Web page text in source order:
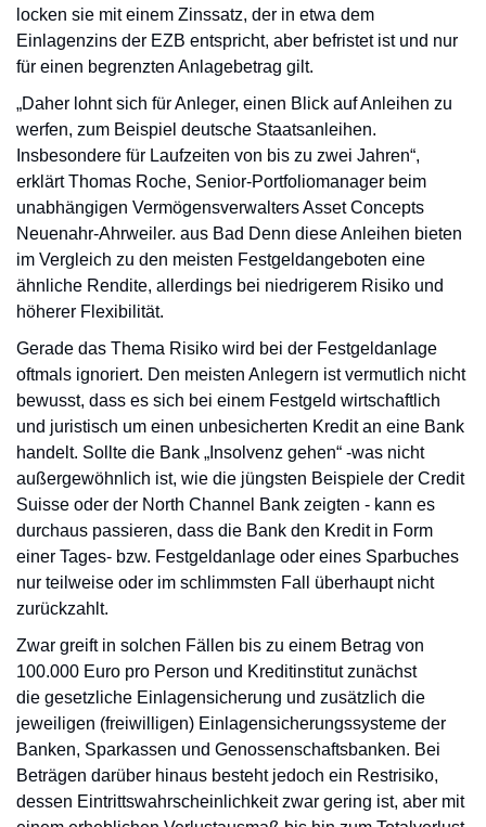
locken sie mit einem Zinssatz, der in etwa dem
Einlagenzins der EZB entspricht, aber befristet ist und nur
für einen begrenzten Anlagebetrag gilt.
„Daher lohnt sich für Anleger, einen Blick auf Anleihen zu
werfen, zum Beispiel deutsche Staatsanleihen.
Insbesondere für Laufzeiten von bis zu zwei Jahren“,
erklärt Thomas Roche, Senior-Portfoliomanager beim
unabhängigen Vermögensverwalters Asset Concepts
Neuenahr-Ahrweiler. aus Bad Denn diese Anleihen bieten
im Vergleich zu den meisten Festgeldangeboten eine
ähnliche Rendite, allerdings bei niedrigerem Risiko und
höherer Flexibilität.
Gerade das Thema Risiko wird bei der Festgeldanlage
oftmals ignoriert. Den meisten Anlegern ist vermutlich nicht
bewusst, dass es sich bei einem Festgeld wirtschaftlich
und juristisch um einen unbesicherten Kredit an eine Bank
handelt. Sollte die Bank „Insolvenz gehen“ -was nicht
außergewöhnlich ist, wie die jüngsten Beispiele der Credit
Suisse oder der North Channel Bank zeigten - kann es
durchaus passieren, dass die Bank den Kredit in Form
einer Tages- bzw. Festgeldanlage oder eines Sparbuches
nur teilweise oder im schlimmsten Fall überhaupt nicht
zurückzahlt.
Zwar greift in solchen Fällen bis zu einem Betrag von
100.000 Euro pro Person und Kreditinstitut zunächst
die gesetzliche Einlagensicherung und zusätzlich die
jeweiligen (freiwilligen) Einlagensicherungssysteme der
Banken, Sparkassen und Genossenschaftsbanken. Bei
Beträgen darüber hinaus besteht jedoch ein Restrisiko,
dessen Eintrittswahrscheinlichkeit zwar gering ist, aber mit